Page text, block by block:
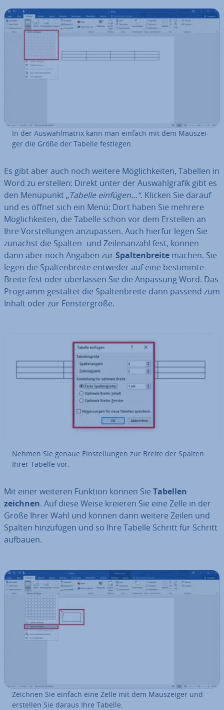
In der Aus­wahl­ma­trix kann man einfach mit dem Maus­zei­
ger die Größe der Tabelle festlegen.
Es gibt aber auch noch weitere Mög­lich­kei­ten, Tabellen in
Word zu erstellen: Direkt unter der Aus­wahl­gra­fik gibt es
den Menüpunkt „Tabelle einfügen…“. Klicken Sie darauf
und es öffnet sich ein Menü: Dort haben Sie mehrere
Mög­lich­kei­ten, die Tabelle schon vor dem Erstellen an
Ihre Vor­stel­lun­gen an­zu­pas­sen. Auch hierfür legen Sie
zunächst die Spalten- und Zei­len­an­zahl fest, können
dann aber noch Angaben zur Spal­ten­brei­te machen. Sie
legen die Spal­ten­brei­te entweder auf eine bestimmte
Breite fest oder über­las­sen Sie die Anpassung Word. Das
Programm gestaltet die Spal­ten­brei­te dann passend zum
Inhalt oder zur Fens­ter­grö­ße.
Nehmen Sie genaue Ein­stel­lun­gen zur Breite der Spalten
Ihrer Tabelle vor.
Mit einer weiteren Funktion können Sie Tabellen
zeichnen. Auf diese Weise kreieren Sie eine Zelle in der
Größe Ihrer Wahl und können dann weitere Zeilen und
Spalten hin­zu­fü­gen und so Ihre Tabelle Schritt für Schritt
aufbauen.
Zeichnen Sie einfach eine Zelle mit dem Maus­zei­ger und
erstellen Sie daraus Ihre Tabelle.